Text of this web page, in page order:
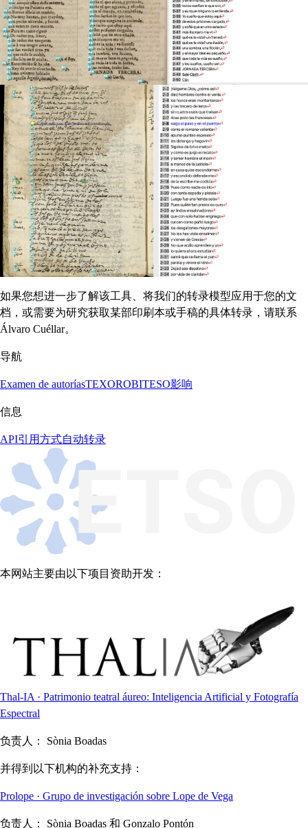
如果您想进一步了解该工具、将我们的转录模型应用于您的文
档，或需要为研究获取某部印刷本或手稿的具体转录，请联系
Álvaro Cuéllar。
导航
Examen de autoríasTEXOROBITESO影响
信息
API引用方式自动转录
本网站主要由以下项目资助开发：
Thal-IA · Patrimonio teatral áureo: Inteligencia Artificial y Fotografía
Espectral
负责人： Sònia Boadas
并得到以下机构的补充支持：
Prolope · Grupo de investigación sobre Lope de Vega
负责人： Sònia Boadas 和 Gonzalo Pontón